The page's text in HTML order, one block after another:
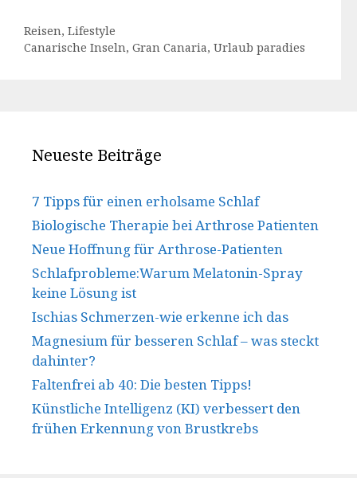
Kategorien
Reisen, Lifestyle
Schlagwörter
Canarische Inseln, Gran Canaria, Urlaub paradies
Neueste Beiträge
7 Tipps für einen erholsame Schlaf
Biologische Therapie bei Arthrose Patienten
Neue Hoffnung für Arthrose-Patienten
Schlafprobleme:Warum Melatonin-Spray
keine Lösung ist
Ischias Schmerzen-wie erkenne ich das
Magnesium für besseren Schlaf – was steckt
dahinter?
Faltenfrei ab 40: Die besten Tipps!
Künstliche Intelligenz (KI) verbessert den
frühen Erkennung von Brustkrebs